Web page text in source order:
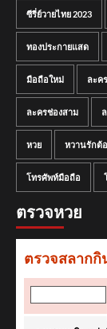
ซีรี่ย์วายไทย 2023
ทองประกายแสด
มือถือใหม่ ละคร
ละครช่องสาม
หวย หวานรักต้
โทรศัพท์มือถือ
ตรวจหวย